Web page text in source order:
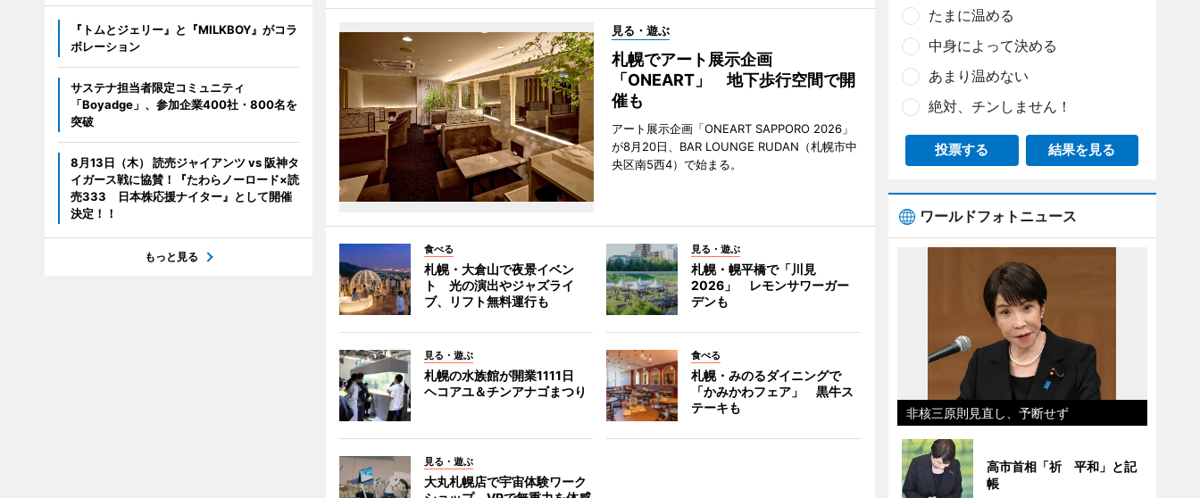
見る・遊ぶ
札幌でアート展示企画
「ONEART」 地下歩行空間で開
催も
アート展示企画「ONEART SAPPORO 2026」
が8月20日、BAR LOUNGE RUDAN（札幌市中
央区南5西4）で始まる。
食べる
札幌・大倉山で夜景イベン
ト 光の演出やジャズライ
ブ、リフト無料運行も
見る・遊ぶ
札幌・幌平橋で「川見
2026」 レモンサワーガー
デンも
見る・遊ぶ
札幌の水族館が開業1111日
ヘコアユ＆チンアナゴまつり
食べる
札幌・みのるダイニングで
「かみかわフェア」 黒牛ス
テーキも
見る・遊ぶ
大丸札幌店で宇宙体験ワーク
『トムとジェリー』と『MILKBOY』がコラ
ボレーション
サステナ担当者限定コミュニティ
「Boyadge」、参加企業400社・800名を
突破
8月13日（木） 読売ジャイアンツ vs 阪神タ
イガース戦に協賛！『たわらノーロード×読
売333 日本株応援ナイター』として開催
決定！！
もっと見る
たまに温める
中身によって決める
あまり温めない
絶対、チンしません！
投票する 結果を見る
ワールドフォトニュース
非核三原則見直し、予断せず
高市首相「祈 平和」と記
帳